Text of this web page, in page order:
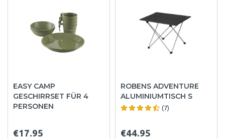
EASY CAMP
GESCHIRRSET FÜR 4
PERSONEN
€17.95
ROBENS ADVENTURE
ALUMINIUMTISCH S
(7)
€44.95